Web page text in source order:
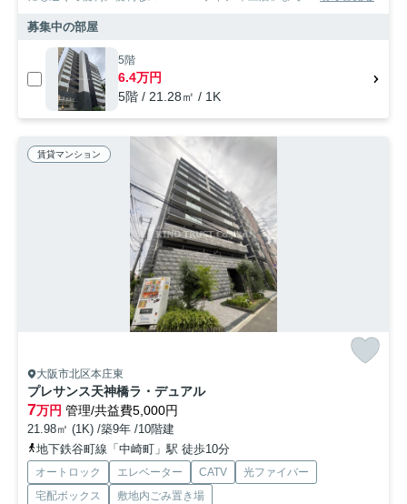
募集中の部屋
5階
6.4万円
5階 / 21.28㎡ / 1K
賃貸マンション
大阪市北区本庄東
プレサンス天神橋ラ・デュアル
7万円 管理/共益費5,000円
21.98㎡ (1K) /築9年 /10階建
地下鉄谷町線「中崎町」駅 徒歩10分
オートロック エレベーター CATV
光ファイバー
宅配ボックス
敷地内ごみ置き場